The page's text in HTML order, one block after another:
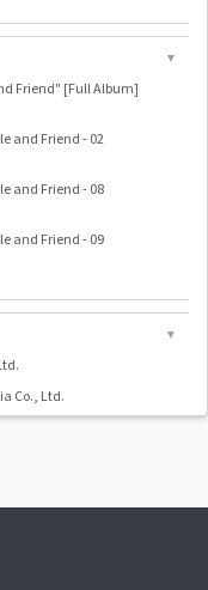
▼
Friend" [Full Album]
and Friend - 02
and Friend - 08
and Friend - 09
▼
Co., Ltd.